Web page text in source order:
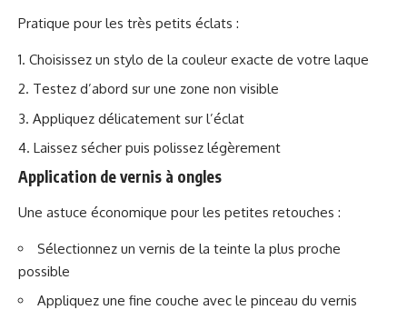
Pratique pour les très petits éclats :
Choisissez un stylo de la couleur exacte de votre laque
Testez d’abord sur une zone non visible
Appliquez délicatement sur l’éclat
Laissez sécher puis polissez légèrement
Application de vernis à ongles
Une astuce économique pour les petites retouches :
Sélectionnez un vernis de la teinte la plus proche
possible
Appliquez une fine couche avec le pinceau du vernis